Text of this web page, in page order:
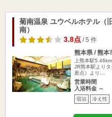
菊南温泉 ユウベルホテル（
南）
3.8点/ 5 件
熊本県 / 熊本
上熊本駅5.46km
JR熊本駅より
差点）より…
営業時間
入浴料金 ～
宿泊 冷え性